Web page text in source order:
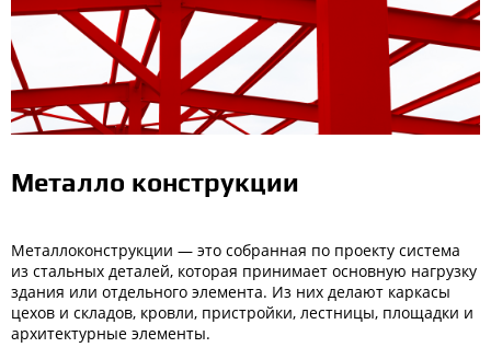
Металло конструкции
Металлоконструкции — это собранная по проекту система
из стальных деталей, которая принимает основную нагрузку
здания или отдельного элемента. Из них делают каркасы
цехов и складов, кровли, пристройки, лестницы, площадки и
архитектурные элементы.